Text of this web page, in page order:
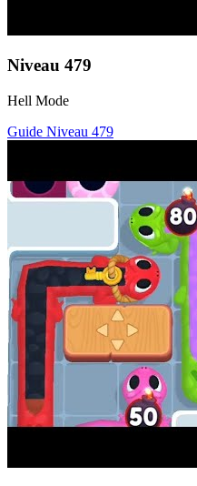
Niveau 479
Hell Mode
Guide Niveau 479